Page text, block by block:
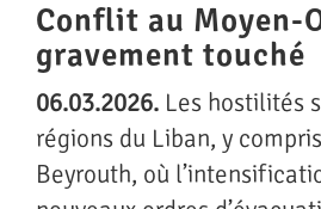
Conflit au Moyen-
gravement touché
06.03.2026. Les hostilités
régions du Liban, y
Beyrouth, où